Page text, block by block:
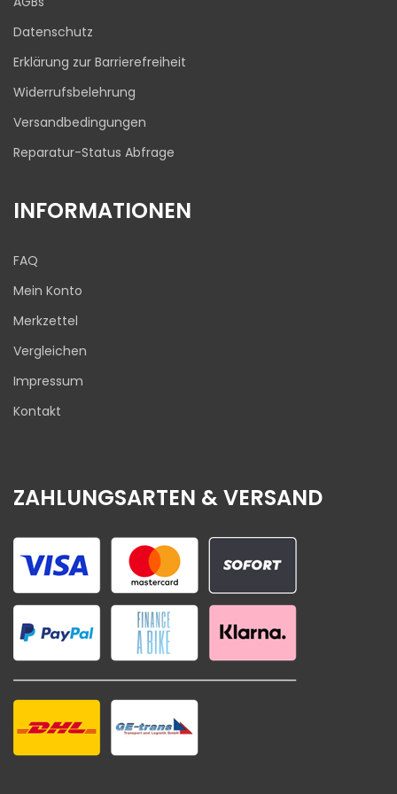
Datenschutz
Erklärung zur Barrierefreiheit
Widerrufsbelehrung
Versandbedingungen
Reparatur-Status Abfrage
INFORMATIONEN
FAQ
Mein Konto
Merkzettel
Vergleichen
Impressum
Kontakt
ZAHLUNGSARTEN & VERSAND